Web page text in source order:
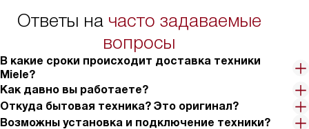
Ответы на часто задаваемые
вопросы
В какие сроки происходит доставка техники
Miele?
Как давно вы работаете?
Откуда бытовая техника? Это оригинал?
Возможны установка и подключение техники?